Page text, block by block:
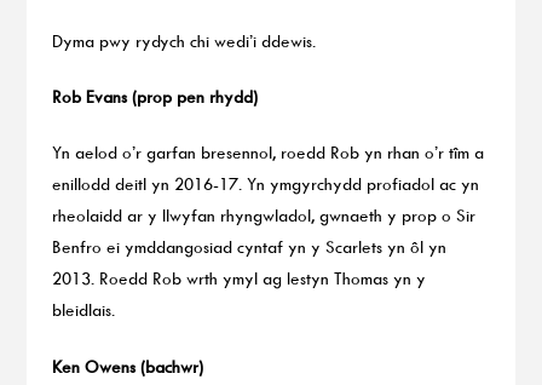
Dyma pwy rydych chi wedi’i ddewis.
Rob Evans (prop pen rhydd)
Yn aelod o’r garfan bresennol, roedd Rob yn rhan o’r tîm a
enillodd deitl yn 2016-17. Yn ymgyrchydd profiadol ac yn
rheolaidd ar y llwyfan rhyngwladol, gwnaeth y prop o Sir
Benfro ei ymddangosiad cyntaf yn y Scarlets yn ôl yn
2013. Roedd Rob wrth ymyl ag Iestyn Thomas yn y
bleidlais.
Ken Owens (bachwr)